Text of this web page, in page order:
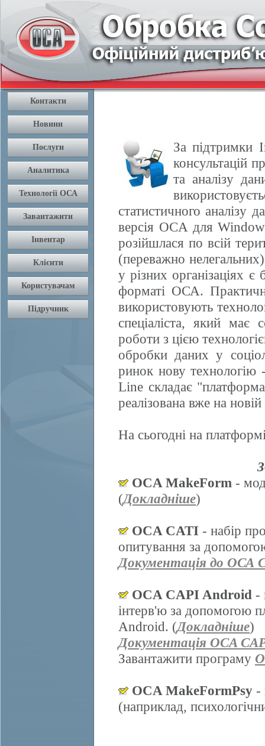
За підтримки
консультацій
та аналізу
статистичного
версія OCA для
розійшлася по всій
(переважно
у різних організаціях є
форматі ОСА.
використовують
спеціаліста, який має
роботи з цією
обробки даних у
ринок нову
Line складає
реалізована вже на
На сьогодні на
OCA MakeForm -
(Докладніше)
OCA CATI - набір
опитування за
Документація до ОСА
OCA CAPI Android -
інтерв'ю за допомогою
Android. (Докладніше)
Документація OCA
Завантажити програму
OCA MakeFormPsy -
(наприклад,